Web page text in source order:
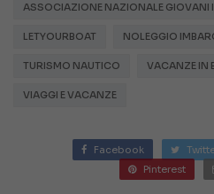
ASSOCIAZIONE NAZIONALE GIOVANI
LETYOURBOAT NOLEGGIO
TURISMO NAUTICO VACANZE IN
VIAGGI E VACANZE
Facebook
Pinterest